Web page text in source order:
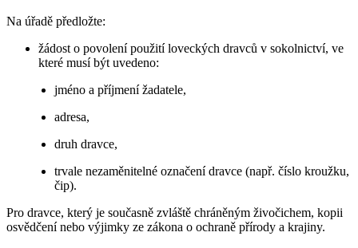
Na úřadě předložte:
žádost o povolení použití loveckých dravců v sokolnictví, ve
které musí být uvedeno:
jméno a příjmení žadatele,
adresa,
druh dravce,
trvale nezaměnitelné označení dravce (např. číslo kroužku,
čip).
Pro dravce, který je současně zvláště chráněným živočichem, kopii
osvědčení nebo výjimky ze zákona o ochraně přírody a krajiny.